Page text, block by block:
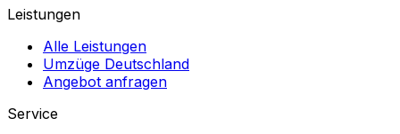
Leistungen
Alle Leistungen
Umzüge Deutschland
Angebot anfragen
Service